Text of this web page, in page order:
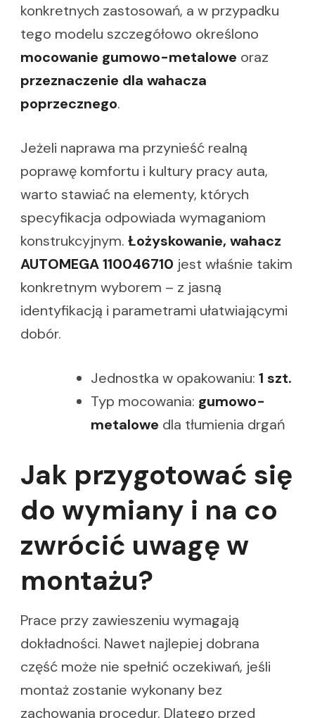
konkretnych zastosowań, a w przypadku
tego modelu szczegółowo określono
mocowanie gumowo-metalowe oraz
przeznaczenie dla wahacza
poprzecznego.
Jeżeli naprawa ma przynieść realną
poprawę komfortu i kultury pracy auta,
warto stawiać na elementy, których
specyfikacja odpowiada wymaganiom
konstrukcyjnym. Łożyskowanie, wahacz
AUTOMEGA 110046710 jest właśnie takim
konkretnym wyborem – z jasną
identyfikacją i parametrami ułatwiającymi
dobór.
Jednostka w opakowaniu: 1 szt.
Typ mocowania: gumowo-
metalowe dla tłumienia drgań
Jak przygotować się
do wymiany i na co
zwrócić uwagę w
montażu?
Prace przy zawieszeniu wymagają
dokładności. Nawet najlepiej dobrana
część może nie spełnić oczekiwań, jeśli
montaż zostanie wykonany bez
zachowania procedur. Dlatego przed